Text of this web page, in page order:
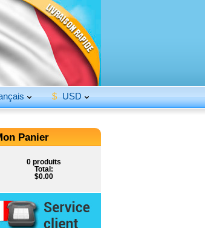
$ USD
Panier
0 produits
Total:
$0.00